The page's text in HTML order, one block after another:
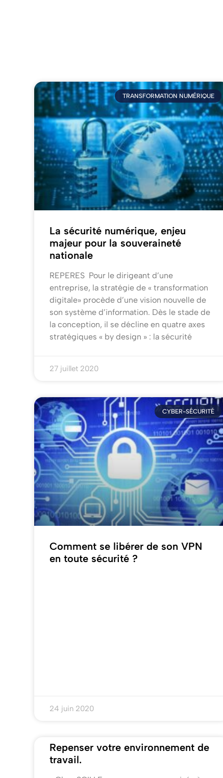
TRANSFORMATION NUMÉRIQUE
La sécurité numérique, enjeu
majeur pour la souveraineté
nationale
REPERES Pour le dirigeant d’une
entreprise, la stratégie de « transformation
digitale» procède d’une vision nouvelle de
son système d’information. Dès le stade de
la conception, il se décline en quatre axes
stratégiques « by design » : la sécurité
27 juillet 2020
CYBER-SÉCURITÉ
Comment se libérer de son VPN
en toute sécurité ?
24 juin 2020
Repenser votre environnement de
travail.